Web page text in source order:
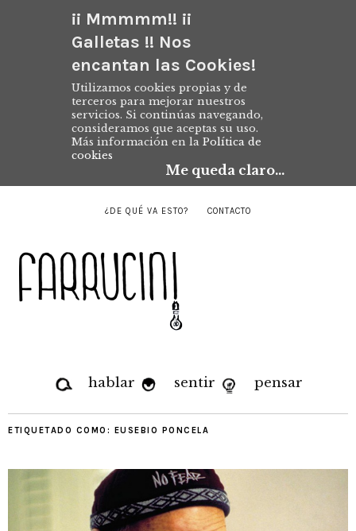
¡¡ Mmmmm!! ¡¡
Galletas !! Nos
encantan las Cookies!
Utilizamos cookies propias y de
terceros para mejorar nuestros
servicios. Si continúas navegando,
consideramos que aceptas su uso.
Más información en la Política de
cookies
Me queda claro...
¿DE QUÉ VA ESTO? CONTACTO
hablar sentir pensar
ETIQUETADO COMO: EUSEBIO PONCELA